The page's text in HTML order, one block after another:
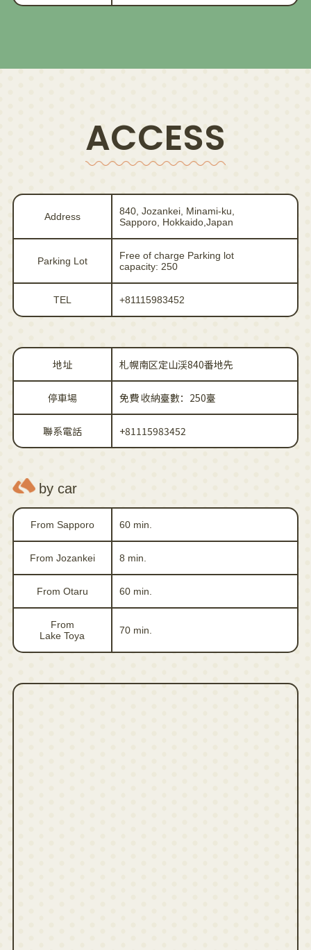
ACCESS
Address
840, Jozankei, Minami-ku,
Sapporo, Hokkaido,Japan
Parking Lot
Free of charge Parking lot
capacity: 250
TEL +81115983452
地址 札幌南区定山渓840番地先
停車場 免費 收納臺數：250臺
聯系電話 +81115983452
by car
From Sapporo 60 min.
From Jozankei 8 min.
From Otaru 60 min.
From
Lake Toya
70 min.